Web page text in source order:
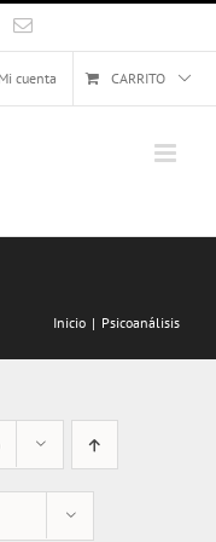
Correo
Mi cuenta
CARRITO
Inicio Psicoanálisis